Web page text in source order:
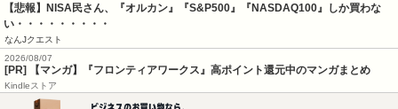
【悲報】NISA民さん、『オルカン』『S&P500』『NASDAQ100』しか買わな
い・・・・・・・・・
なんJクエスト
2026/08/07
[PR] 【マンガ】『フロンティアワークス』高ポイント還元中のマンガまとめ
Kindleストア